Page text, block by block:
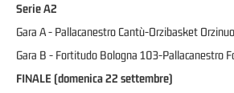
Serie A2
Gara A - Pallacanestro Cantù-Orzibasket
Gara B - Fortitudo Bologna 103-Pallacanestro
FINALE (domenica 22 settembre)